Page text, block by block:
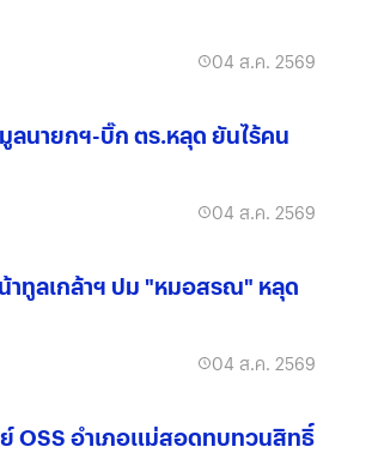
04 ส.ค. 2569
นายกฯ-บิ๊ก ตร.หลุด ยันไร้คน
04 ส.ค. 2569
ทูลเกล้าฯ ปม "หมอสรณ" หลุด
04 ส.ค. 2569
OSS อำเภอแม่สอดทบทวนสิทธิ์